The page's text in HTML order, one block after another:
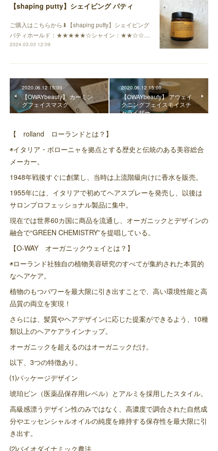
【shaping putty】シェイピング パティ
ご購入はこちらから⬇︎【shaping putty】シェイピング
パティホールド：★★★★★☆シャイン：★★☆☆…
2024.03.03 12:09
2020.06.12 15:00
【OWAYbeauty】 カーミン
グフェイスマスク
2020.06.12 15:00
【OWAYbeauty】 アウェイ
クニングフェイスモイスチ
ャライザー
【 rolland ローランドとは？】
◉イタリア・ボローニャを拠点とする歴史と伝統のある美容総合
メーカー。
1948年戦後すぐに創業し、当時は上流階級向けに香水を販売。
1955年には、イタリアで初めてヘアスプレーを発売し、以後は
サロンプロフェッショナル製品に集中。
現在では世界60カ国に商品を流通し、オーガニックとデザインの
融合で“GREEN CHEMISTRY”を提唱している。
【O-WAY オーガニックウェイとは？】
◉ローランド社独自の植物美容研究のすべてが集約された本質的
なヘアケア。
植物のもつパワーを最大限に引き出すことで、高い環境性能と高
品質の両立を実現！
さらには、髪質やヘアデザインに応じた提案ができるよう、10種
類以上のヘアケアラインナップ。
オーガニックを超えるのはオーガニックだけ。
以下、3つの特徴あり。
⑴パッケージデザイン
琥珀ビン（医薬品保存用レベル）とアルミを採用したスタイル。
高級感漂うデザイン性のみではなく、高濃度で調合された自然成
分やエッセンシャルオイルの純度を維持する保存性を最大限に引
き出す。
⑵バイオダイナミック農法